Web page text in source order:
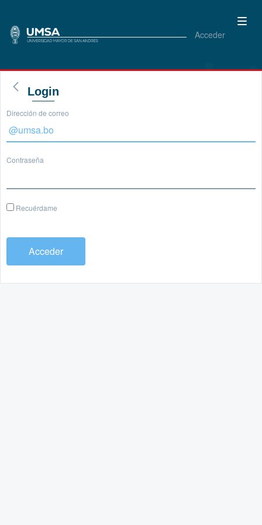
Acceder
Login
Dirección de correo
Contraseña
Recuérdame
Acceder